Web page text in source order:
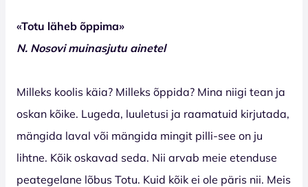
«Totu läheb õppima»
N. Nosovi muinasjutu ainetel
Milleks koolis käia? Milleks õppida? Mina niigi tean ja
oskan kõike. Lugeda, luuletusi ja raamatuid kirjutada,
mängida laval või mängida mingit pilli-see on ju
lihtne. Kõik oskavad seda. Nii arvab meie etenduse
peategelane lõbus Totu. Kuid kõik ei ole päris nii. Meis